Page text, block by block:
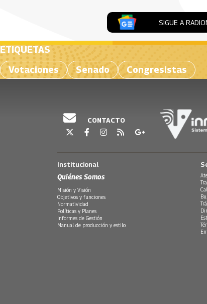
SIGUE A
ETIQUETAS
Votaciones
Senado Congresistas
CONTACTO
Institucional
Quiénes Somos
Misión y Visión
Objetivos y funciones
Normatividad
Políticas y Planes
Informes de Gestión
Manual de producción y estilo